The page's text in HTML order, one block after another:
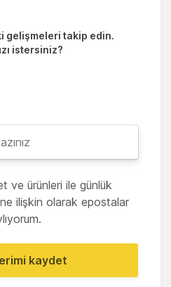
gelişmeleri takip edin.
istersiniz?
ve ürünleri ile günlük
ilişkin olarak epostalar
kaydet